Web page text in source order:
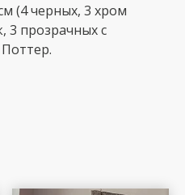
(4 черных, 3 хром
3 прозрачных с